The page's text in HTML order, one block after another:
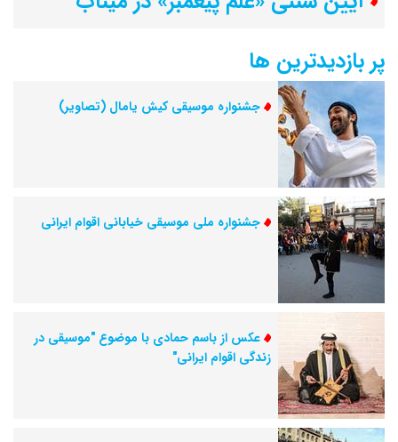
پر بازدیدترین ها
جشنواره‌ موسیقی کیش یامال (تصاویر)
جشنواره ملی موسیقی خیابانی اقوام ایرانی
عکس از باسم حمادی با موضوع "موسیقی در
زندگی اقوام ایرانی"